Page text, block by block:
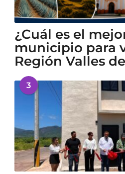
¿Cuál es el
municipio para
Región Valles
3